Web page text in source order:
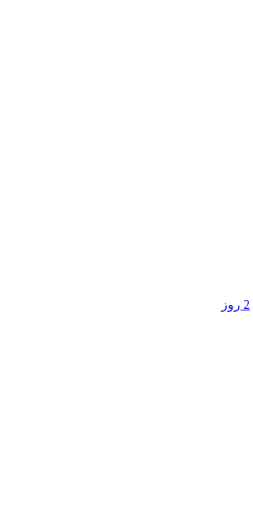
2 روز